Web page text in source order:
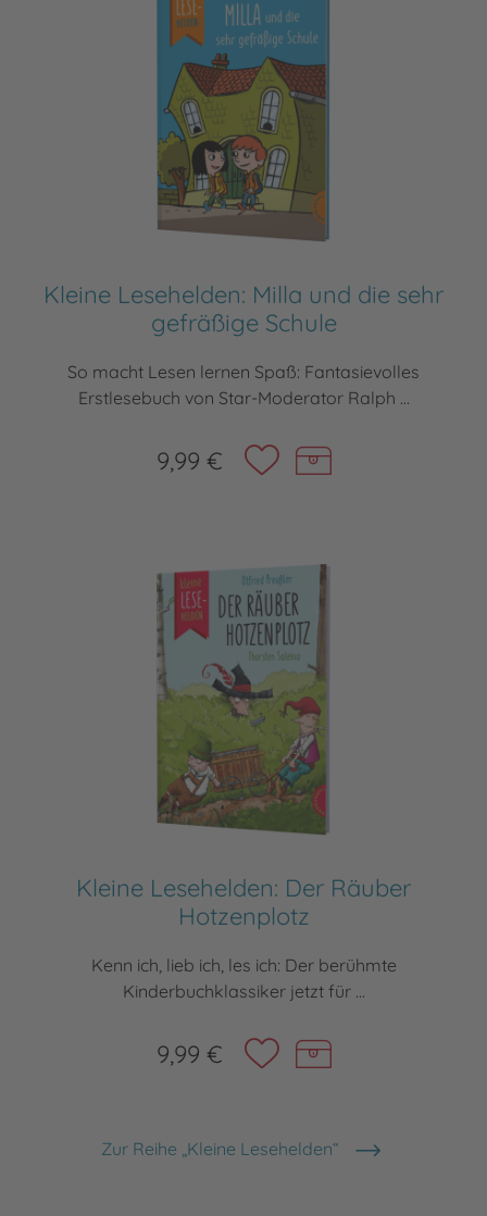
Kleine Lesehelden: Milla und die sehr
gefräßige Schule
So macht Lesen lernen Spaß: Fantasievolles
Erstlesebuch von Star-Moderator Ralph ...
9,99 €
Kleine Lesehelden: Der Räuber
Hotzenplotz
Kenn ich, lieb ich, les ich: Der berühmte
Kinderbuchklassiker jetzt für ...
9,99 €
Zur Reihe „Kleine Lesehelden“